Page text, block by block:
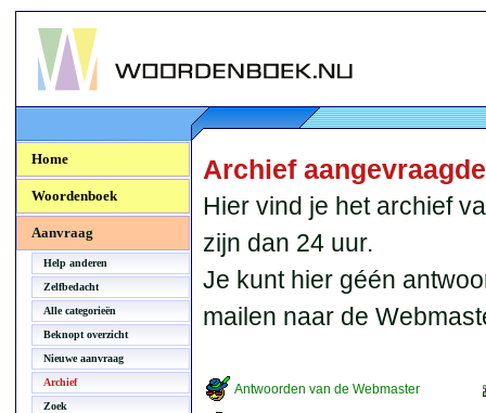
Woordenboek.NU
Home
Woordenboek
Aanvraag
Help anderen
Zelfbedacht
Alle categorieën
Beknopt overzicht
Nieuwe aanvraag
Archief
Zoek
Archief
Hier vind je het archief
zijn dan 24 uur.
Je kunt hier géén
mailen naar de
Antwoorden van de Webmaster